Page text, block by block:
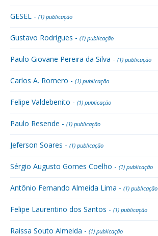
GESEL - (1) publicação
Gustavo Rodrigues - (1) publicação
Paulo Giovane Pereira da Silva - (1) publicação
Carlos A. Romero - (1) publicação
Felipe Valdebenito - (1) publicação
Paulo Resende - (1) publicação
Jeferson Soares - (1) publicação
Sérgio Augusto Gomes Coelho - (1) publicação
Antônio Fernando Almeida Lima - (1) publicação
Felipe Laurentino dos Santos - (1) publicação
Raissa Souto Almeida - (1) publicação